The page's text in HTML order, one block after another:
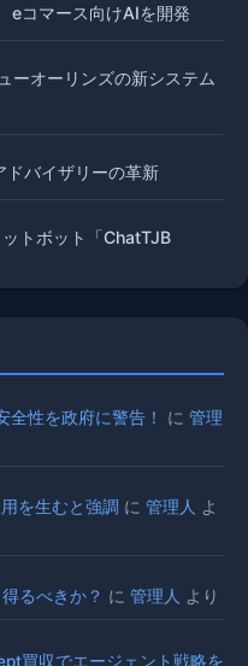
eコマース向けAIを開発
ーオーリンズの新システム
ドバイザリーの革新
トボット「ChatTJB
性を政府に警告！ に 管理
を生むと強調 に 管理人 よ
るべきか？ に 管理人 より
買収でエージェント戦略を